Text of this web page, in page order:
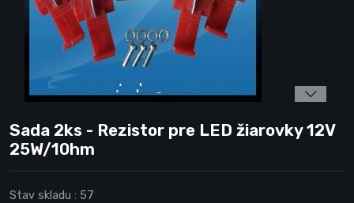
Sada 2ks - Rezistor pre LED žiarovky 12V
25W/10hm
Stav skladu : 57